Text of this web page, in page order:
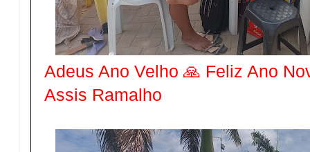
Adeus Ano Velho 🙏 Feliz Ano
Assis Ramalho